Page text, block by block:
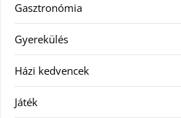
Gasztronómia
Gyerekülés
Házi kedvencek
Játék